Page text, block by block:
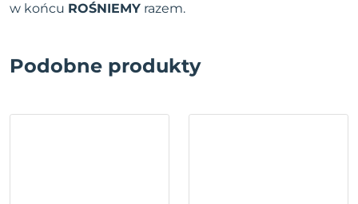
w końcu ROŚNIEMY razem.
Podobne produkty